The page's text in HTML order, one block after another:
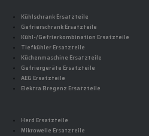
Kühlschrank Ersatzteile
Gefrierschrank Ersatzteile
Kühl-/Gefrierkombination Ersatzteile
Tiefkühler Ersatzteile
Küchenmaschine Ersatzteile
Gefriergeräte Ersatzteile
AEG Ersatzteile
Elektra Bregenz Ersatzteile
Herd Ersatzteile
Mikrowelle Ersatzteile